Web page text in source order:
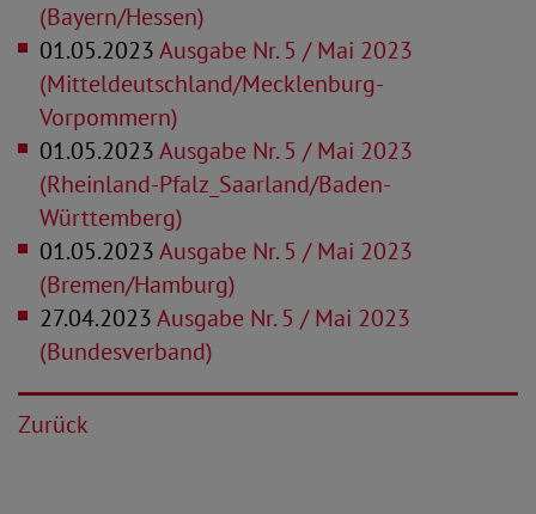
(Bayern/Hessen)
01.05.2023Ausgabe Nr. 5 / Mai 2023
(Mitteldeutschland/Mecklenburg-
Vorpommern)
01.05.2023Ausgabe Nr. 5 / Mai 2023
(Rheinland-Pfalz_Saarland/Baden-
Württemberg)
01.05.2023Ausgabe Nr. 5 / Mai 2023
(Bremen/Hamburg)
27.04.2023Ausgabe Nr. 5 / Mai 2023
(Bundesverband)
Zurück